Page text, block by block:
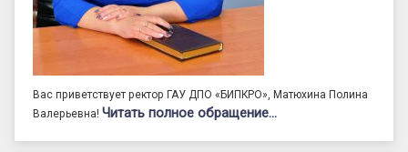
Вас приветствует ректор ГАУ ДПО «БИПКРО», Матюхина Полина
Валерьевна! Читать полное обращение…